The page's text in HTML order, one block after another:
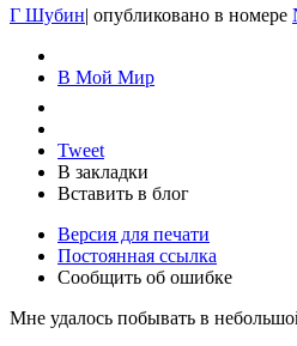
Г Шубин| опубликовано в номере
В Мой Мир
Tweet
В закладки
Вставить в блог
Версия для печати
Постоянная ссылка
Сообщить об ошибке
Мне удалось побывать в